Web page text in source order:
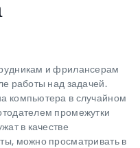
и фрилансерам
работы над задачей.
компьютера в случайном
промежутки
в качестве
можно просматривать в